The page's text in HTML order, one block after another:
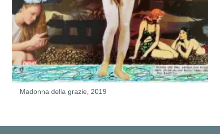
Madonna della grazie, 2019